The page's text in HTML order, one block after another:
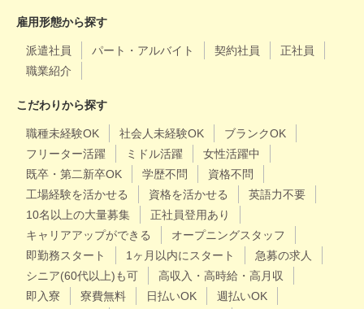
雇用形態から探す
派遣社員 パート・アルバイト 契約社員
正社員
職業紹介
こだわりから探す
職種未経験OK 社会人未経験OK
ブランクOK
フリーター活躍
ミドル活躍
女性活躍中
既卒・第二新卒OK
学歴不問
資格不問
工場経験を活かせる
資格を活かせる
英語力不要
10名以上の大量募集
正社員登用あり
キャリアアップができる
オープニングスタッフ
即勤務スタート
1ヶ月以内にスタート
急募の求人
シニア(60代以上)も可
高収入・高時給・高月収
即入寮
寮費無料 日払いOK
週払いOK